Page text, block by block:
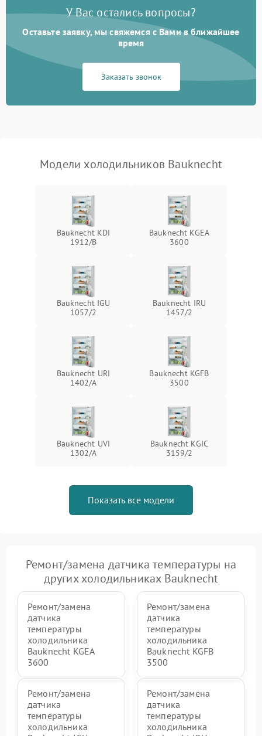
Образование конденсата
1800 ₽ Подробнее →
Сбой в работе инвертора
работе
2000 ₽ Подробнее →
У Вас остались вопросы?
Оставьте заявку, мы свяжемся с Вами в ближайшее
время
Заказать звонок
Модели холодильников Bauknecht
Bauknecht KDI
1912/B
Bauknecht KGEA
3600
Bauknecht IGU
1057/2
Bauknecht IRU
1457/2
Bauknecht URI
1402/A
Bauknecht KGFB
3500
Bauknecht UVI
1302/A
Bauknecht KGIC
3159/2
Показать все модели
Ремонт/замена датчика температуры на
других холодильниках Bauknecht
Ремонт/замена
датчика
температуры
холодильника
Bauknecht KGEA
3600
Ремонт/замена
датчика
температуры
холодильника
Bauknecht KGFB
3500
Ремонт/замена
датчика
температуры
холодильника
Ремонт/замена
датчика
температуры
холодильника